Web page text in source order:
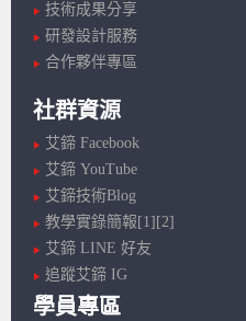
技術成果分享
研發設計服務
合作夥伴專區
社群資源
艾鍗 Facebook
艾鍗 YouTube
艾鍗技術Blog
教學實錄簡報[1] [2]
艾鍗 LINE 好友
追蹤艾鍗 IG
學員專區